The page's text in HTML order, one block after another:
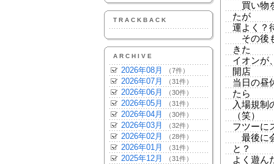
TRACKBACK
ARCHIVE
2026年08月 （7件）
2026年07月 （31件）
2026年06月 （30件）
2026年05月 （31件）
2026年04月 （30件）
2026年03月 （32件）
2026年02月 （28件）
2026年01月 （31件）
2025年12月 （31件）
買い物
たが
運よく？
その後
きた
イオンが
開店
当日の昼
たら
入場規制
（笑）
フツーに
最後に
と？
よく遊ん